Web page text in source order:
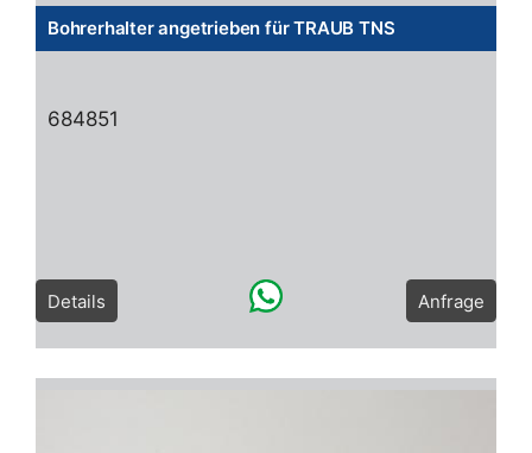
Bohrerhalter angetrieben für TRAUB TNS
684851
Details Anfrage